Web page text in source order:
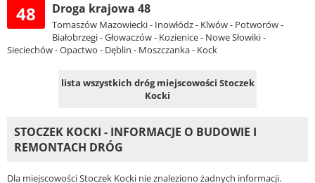
48 Droga krajowa 48
Tomaszów Mazowiecki - Inowłódz - Klwów - Potworów -
Białobrzegi - Głowaczów - Kozienice - Nowe Słowiki -
Sieciechów - Opactwo - Dęblin - Moszczanka - Kock
lista wszystkich dróg miejscowości Stoczek
Kocki
STOCZEK KOCKI - INFORMACJE O BUDOWIE I
REMONTACH DRÓG
Dla miejscowości Stoczek Kocki nie znaleziono żadnych informacji.